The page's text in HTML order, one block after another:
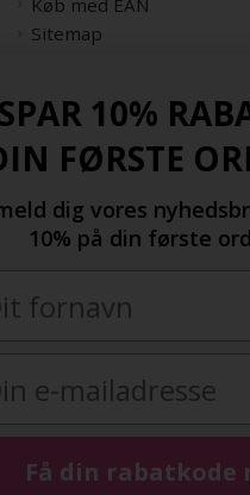
Køb med EAN
Sitemap
Følg os her
Kolding, Danmark |
FashionGirl.dk er
SPAR
DIN
Tilmeld dig vores
10% på din
Få din